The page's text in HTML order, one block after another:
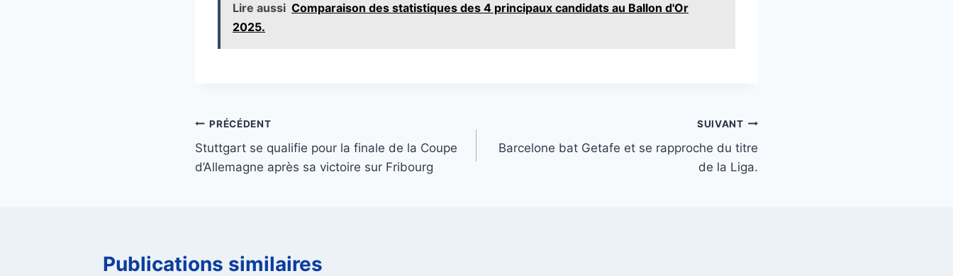
Lire aussi Comparaison des statistiques des 4 principaux candidats au Ballon d'Or
2025.
Navigation
de
PRÉCÉDENT
Stuttgart se qualifie pour la finale de la Coupe
d’Allemagne après sa victoire sur Fribourg
SUIVANT
Barcelone bat Getafe et se rapproche du titre
de la Liga.
Publications similaires